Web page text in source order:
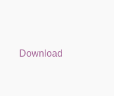
Download